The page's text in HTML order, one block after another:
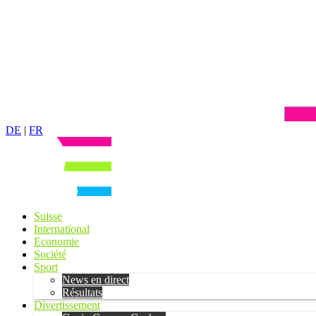
DE | FR
Suisse
International
Economie
Société
Sport
News en direct
Résultats
Divertissement